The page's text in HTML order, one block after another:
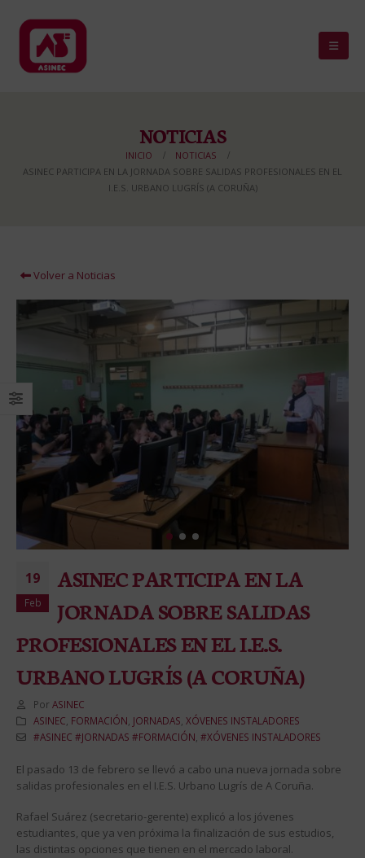
NOTICIAS
INICIO
NOTICIAS
ASINEC PARTICIPA EN LA JORNADA SOBRE SALIDAS PROFESIONALES EN EL
I.E.S. URBANO LUGRÍS (A CORUÑA)
Volver a Noticias
19
Feb
ASINEC PARTICIPA EN LA
JORNADA SOBRE SALIDAS
PROFESIONALES EN EL I.E.S.
URBANO LUGRÍS (A CORUÑA)
Por ASINEC
ASINEC FORMACIÓN JORNADAS XÓVENES INSTALADORES
#ASINEC #JORNADAS #FORMACIÓN #XÓVENES INSTALADORES
El pasado 13 de febrero se llevó a cabo una nueva jornada sobre
salidas profesionales en el I.E.S. Urbano Lugrís de A Coruña.
Rafael Suárez (secretario-gerente) explicó a los jóvenes
estudiantes, que ya ven próxima la finalización de sus estudios,
las distintas opciones que tienen en el mercado laboral.